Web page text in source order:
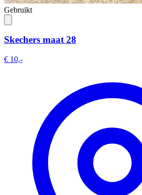
Gebruikt
Skechers maat 28
€ 10,-